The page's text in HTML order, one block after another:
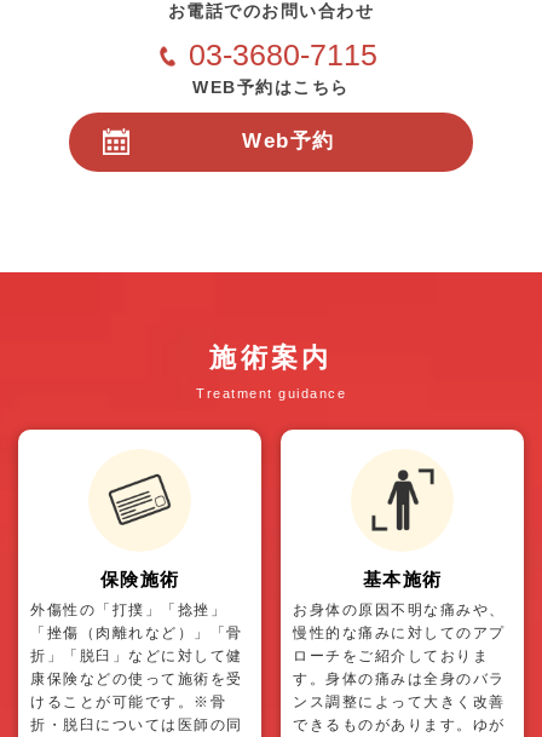
お電話でのお問い合わせ
03-3680-7115
WEB予約はこちら
Web予約
施術案内
Treatment guidance
保険施術
外傷性の「打撲」「捻挫」
「挫傷（肉離れなど）」「骨
折」「脱臼」などに対して健
康保険などの使って施術を受
けることが可能です。※骨
折・脱臼については医師の同
基本施術
お身体の原因不明な痛みや、
慢性的な痛みに対してのアプ
ローチをご紹介しておりま
す。身体の痛みは全身のバラ
ンス調整によって大きく改善
できるものがあります。ゆが